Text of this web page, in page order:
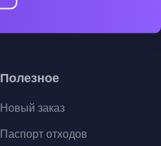
Полезное
Новый заказ
Паспорт отходов